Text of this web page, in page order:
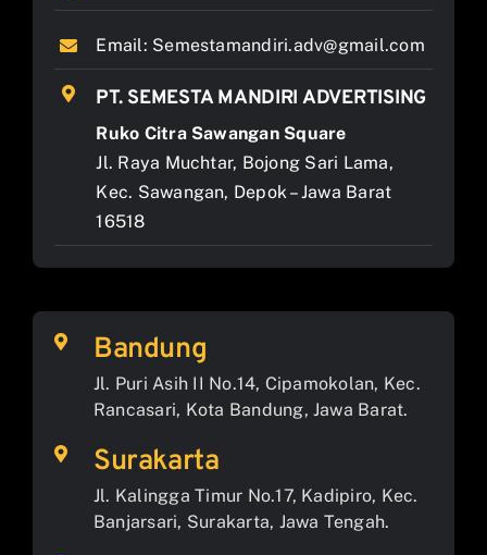
Email: Semestamandiri.adv@gmail.com
PT. SEMESTA MANDIRI ADVERTISING
Ruko Citra Sawangan Square
Jl. Raya Muchtar, Bojong Sari Lama,
Kec. Sawangan, Depok – Jawa Barat
16518
Bandung
Jl. Puri Asih II No.14, Cipamokolan, Kec.
Rancasari, Kota Bandung, Jawa Barat.
Surakarta
Jl. Kalingga Timur No.17, Kadipiro, Kec.
Banjarsari, Surakarta, Jawa Tengah.